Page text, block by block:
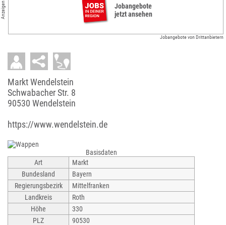
Anzeigen
Jobangebote
jetzt ansehen
Jobangebote von Drittanbietern
Markt Wendelstein
Schwabacher Str. 8
90530 Wendelstein
https://www.wendelstein.de
Basisdaten
Art
Markt
Bundesland
Bayern
Regierungsbezirk
Mittelfranken
Landkreis
Roth
Höhe
330
PLZ
90530